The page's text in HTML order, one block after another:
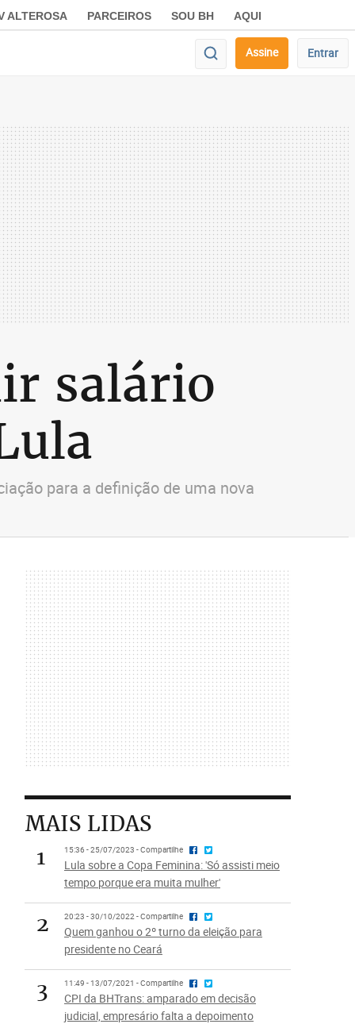
ALTEROSA PARCEIROS SOU BH AQUI
Assine Entrar
salário
para a definição de uma nova
MAIS LIDAS
1
15:36 - 25/07/2023 - Compartilhe
Lula sobre a Copa Feminina: 'Só assisti meio
tempo porque era muita mulher'
2 20:23 - 30/10/2022 - Compartilhe
Quem ganhou o 2º turno da eleição para
presidente no Ceará
3 11:49 - 13/07/2021 - Compartilhe
CPI da BHTrans: amparado em decisão
judicial, empresário falta a depoimento